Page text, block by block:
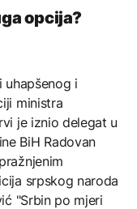
opcija?
uhapšenog i
ministra
je iznio delegat u
BiH Radovan
srpskog naroda
"Srbin po mjeri